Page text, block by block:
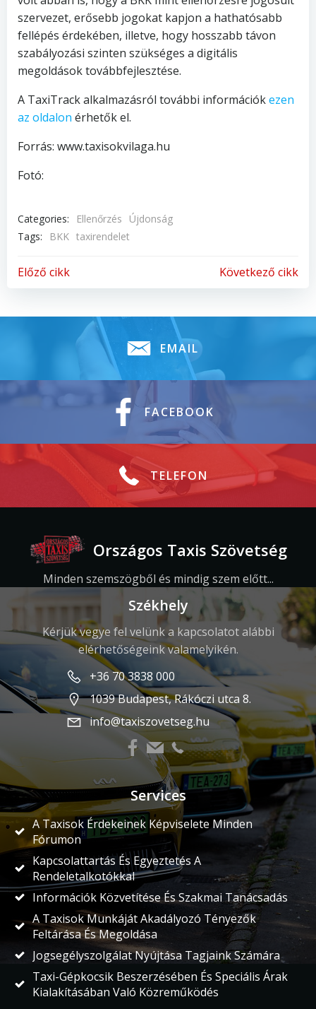
szervezet, erősebb jogokat kapjon a hathatósabb
fellépés érdekében, illetve, hogy hosszabb távon
szabályozási szinten szükséges a digitális
megoldások továbbfejlesztése.
A TaxiTrack alkalmazásról további információkezen
az oldalon érhetők el.
Forrás: www.taxisokvilaga.hu
Fotó:
Categories: Ellenőrzés
Újdonság
Tags:
BKK taxirendelet
Bejegyzés
Navigáció
Előző cikk
Bejegyzés
Navigáció
Következő cikk
EMAIL
FACEBOOK
TELEFON
Országos Taxis Szövetség
Minden szemszögből és mindig szem előtt...
Székhely
Kérjük vegye fel velünk a kapcsolatot alábbi
elérhetőségeink valamelyikén.
+36 70 3838 000
1039 Budapest, Rákóczi utca 8.
info@taxiszovetseg.hu
Services
A Taxisok Érdekeinek Képviselete Minden
Fórumon
Kapcsolattartás És Egyeztetés A
Rendeletalkotókkal
Információk Közvetítése És Szakmai Tanácsadás
A Taxisok Munkáját Akadályozó Tényezők
Feltárása És Megoldása
Jogsegélyszolgálat Nyújtása Tagjaink Számára
Taxi-Gépkocsik Beszerzésében És Speciális Árak
Kialakításában Való Közreműködés